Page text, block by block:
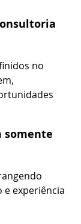
no
somente
e experiência